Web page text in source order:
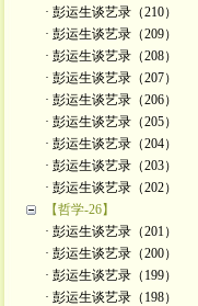
· 彭运生谈艺录（210）
· 彭运生谈艺录（209）
· 彭运生谈艺录（208）
· 彭运生谈艺录（207）
· 彭运生谈艺录（206）
· 彭运生谈艺录（205）
· 彭运生谈艺录（204）
· 彭运生谈艺录（203）
· 彭运生谈艺录（202）
【哲学-26】
· 彭运生谈艺录（201）
· 彭运生谈艺录（200）
· 彭运生谈艺录（199）
· 彭运生谈艺录（198）